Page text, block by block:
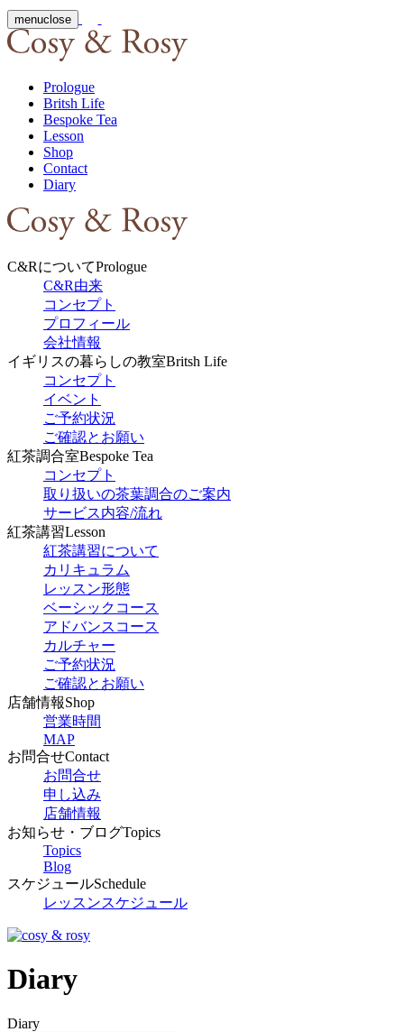
menuclose
Prologue
Britsh Life
Bespoke Tea
Lesson
Shop
Contact
Diary
C&RについてPrologue
C&R由来
コンセプト
プロフィール
会社情報
イギリスの暮らしの教室Britsh Life
コンセプト
イベント
ご予約状況
ご確認とお願い
紅茶調合室Bespoke Tea
コンセプト
取り扱いの茶葉調合のご案内
サービス内容/流れ
紅茶講習Lesson
紅茶講習について
カリキュラム
レッスン形態
ベーシックコース
アドバンスコース
カルチャー
ご予約状況
ご確認とお願い
店舗情報Shop
営業時間
MAP
お問合せContact
お問合せ
申し込み
店舗情報
お知らせ・ブログTopics
Topics
Blog
スケジュールSchedule
レッスンスケジュール
Diary
Diary